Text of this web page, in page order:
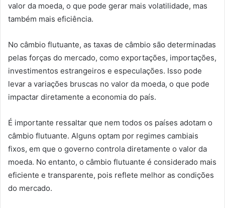
valor da moeda, o que pode gerar mais volatilidade, mas
também mais eficiência.
No câmbio flutuante, as taxas de câmbio são determinadas
pelas forças do mercado, como exportações, importações,
investimentos estrangeiros e especulações. Isso pode
levar a variações bruscas no valor da moeda, o que pode
impactar diretamente a economia do país.
É importante ressaltar que nem todos os países adotam o
câmbio flutuante. Alguns optam por regimes cambiais
fixos, em que o governo controla diretamente o valor da
moeda. No entanto, o câmbio flutuante é considerado mais
eficiente e transparente, pois reflete melhor as condições
do mercado.